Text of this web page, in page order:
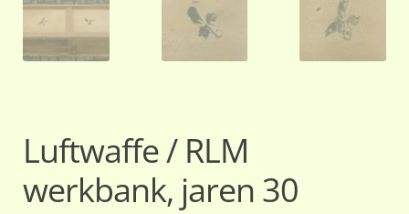
Luftwaffe / RLM
werkbank, jaren 30